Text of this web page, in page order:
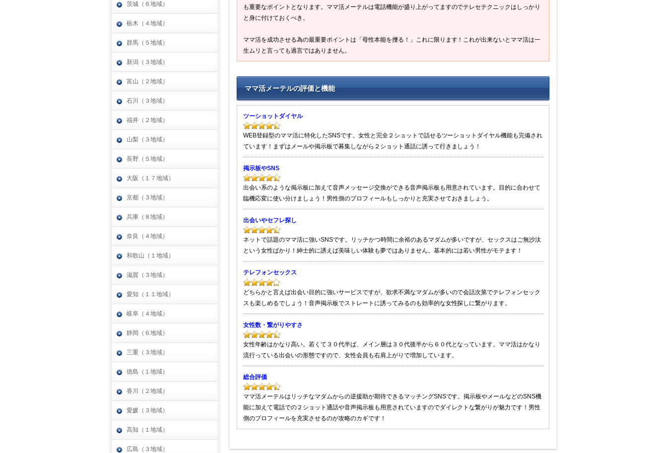
も重要なポイントとなります。ママ活メーテルは電話機能が盛り上がってますのでテレセテクニックはしっかり
と身に付けておくべき。
ママ活を成功させる為の最重要ポイントは「母性本能を擽る！」これに限ります！これが出来ないとママ活は一
生ムリと言っても過言ではありません。
ママ活メーテルの評価と機能
ツーショットダイヤル
WEB登録型のママ活に特化したSNSです。女性と完全２ショットで話せるツーショットダイヤル機能も完備され
ています！まずはメールや掲示板で募集しながら２ショット通話に誘って行きましょう！
掲示板やSNS
出会い系のような掲示板に加えて音声メッセージ交換ができる音声掲示板も用意されています。目的に合わせて
臨機応変に使い分けましょう！男性側のプロフィールもしっかりと充実させておきましょう。
出会いやセフレ探し
ネットで話題のママ活に強いSNSです。リッチかつ時間に余裕のあるマダムが多いですが、セックスはご無沙汰
という女性ばかり！紳士的に誘えば美味しい体験も夢ではありません。基本的には若い男性がモテます！
テレフォンセックス
どちらかと言えば出会い目的に強いサービスですが、欲求不満なマダムが多いので会話次第でテレフォンセック
スも楽しめるでしょう！音声掲示板でストレートに誘ってみるのも効率的な女性探しに繋がります。
女性数・繋がりやすさ
女性年齢はかなり高い。若くて３０代半ば、メイン層は３０代後半から６０代となっています。ママ活はかなり
流行っている出会いの形態ですので、女性会員も右肩上がりで増加しています。
総合評価
ママ活メーテルはリッチなマダムからの逆援助が期待できるマッチングSNSです。掲示板やメールなどのSNS機
能に加えて電話での２ショット通話や音声掲示板も用意されていますのでダイレクトな繋がりが魅力です！男性
側のプロフィールを充実させるのが攻略のカギです！
茨城（６地域）
栃木（４地域）
群馬（５地域）
新潟（３地域）
富山（２地域）
石川（３地域）
福井（２地域）
山梨（３地域）
長野（５地域）
大阪（１７地域）
京都（３地域）
兵庫（８地域）
奈良（４地域）
和歌山（１地域）
滋賀（３地域）
愛知（１１地域）
岐阜（４地域）
静岡（６地域）
三重（３地域）
徳島（１地域）
香川（２地域）
愛媛（３地域）
高知（１地域）
広島（３地域）